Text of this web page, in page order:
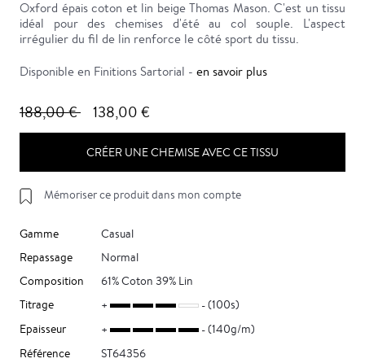
Oxford épais coton et lin beige Thomas Mason. C'est un tissu
idéal pour des chemises d'été au col souple. L'aspect
irrégulier du fil de lin renforce le côté sport du tissu.
Disponible en Finitions Sartorial - en savoir plus
188,00 € 138,00 €
CRÉER UNE CHEMISE AVEC CE TISSU
Mémoriser ce produit dans mon compte
Gamme
Casual
Repassage
Normal
Composition
61% Coton 39% Lin
Titrage
(100s)
Epaisseur
(140g/m)
Référence
ST64356